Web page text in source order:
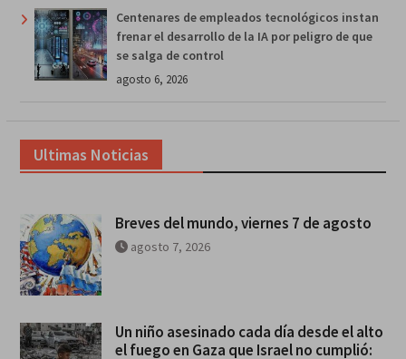
Centenares de empleados tecnológicos instan
frenar el desarrollo de la IA por peligro de que
se salga de control
agosto 6, 2026
Ultimas Noticias
Breves del mundo, viernes 7 de agosto
agosto 7, 2026
Un niño asesinado cada día desde el alto
el fuego en Gaza que Israel no cumplió: